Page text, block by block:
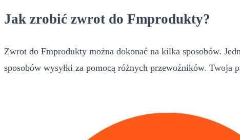
Jak zrobić zwrot do Fmprodukty?
Zwrot do Fmprodukty można dokonać na kilka sposobów.
sposobów wysyłki za pomocą różnych przewoźników. Twoja